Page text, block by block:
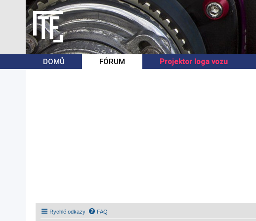
DOMŮ FÓRUM Projektor loga vozu
Rychlé odkazy FAQ